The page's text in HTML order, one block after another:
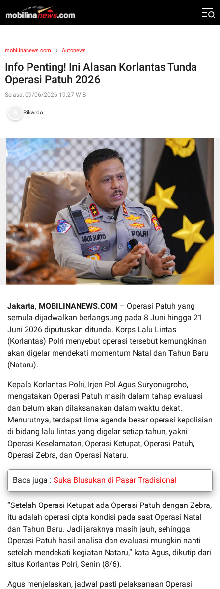
mobilinanews.com Autonews
Info Penting! Ini Alasan Korlantas Tunda
Operasi Patuh 2026
Selasa, 09/06/2026 19:27 WIB
Rikardo
Jakarta, MOBILINANEWS.COM – Operasi Patuh yang
semula dijadwalkan berlangsung pada 8 Juni hingga 21
Juni 2026 diputuskan ditunda. Korps Lalu Lintas
(Korlantas) Polri menyebut operasi tersebut kemungkinan
akan digelar mendekati momentum Natal dan Tahun Baru
(Nataru).
Kepala Korlantas Polri, Irjen Pol Agus Suryonugroho,
mengatakan Operasi Patuh masih dalam tahap evaluasi
dan belum akan dilaksanakan dalam waktu dekat.
Menurutnya, terdapat lima agenda besar operasi kepolisian
di bidang lalu lintas yang digelar setiap tahun, yakni
Operasi Keselamatan, Operasi Ketupat, Operasi Patuh,
Operasi Zebra, dan Operasi Nataru.
Baca juga : Suka Blusukan di Pasar Tradisional
“Setelah Operasi Ketupat ada Operasi Patuh dengan Zebra,
itu adalah operasi cipta kondisi pada saat Operasi Natal
dan Tahun Baru. Jadi jaraknya masih jauh, sehingga
Operasi Patuh hasil analisa dan evaluasi mungkin nanti
setelah mendekati kegiatan Nataru,” kata Agus, dikutip dari
situs Korlantas Polri, Senin (8/6).
Agus menjelaskan, jadwal pasti pelaksanaan Operasi